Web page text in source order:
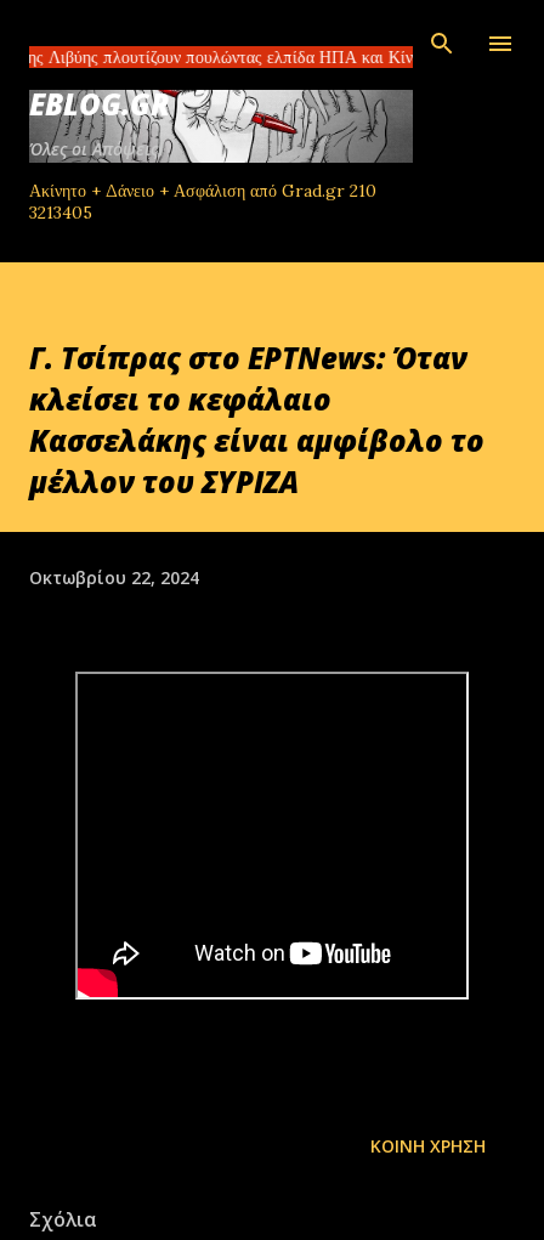
πουλώντας ελπίδα ΗΠΑ και Κίνα συμφώνησαν
EBLOG.GR
Όλες οι Απόψεις!
Ακίνητο + Δάνειο + Ασφάλιση από Grad.gr 210
3213405
Γ. Tσίπρας στο EΡΤΝews: Όταν
κλείσει το κεφάλαιο
Κασσελάκης είναι αμφίβολο το
μέλλον του ΣΥΡΙΖΑ
Οκτωβρίου 22, 2024
ΚΟΙΝΉ ΧΡΉΣΗ
Σχόλια